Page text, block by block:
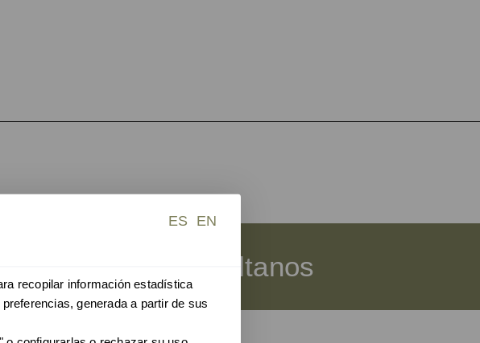
medidas. Consúltanos
ES EN
recopilar información estadística
generada a partir de sus